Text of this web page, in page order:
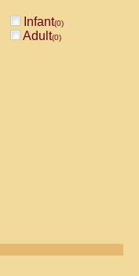
Infant(0)
Adult(0)